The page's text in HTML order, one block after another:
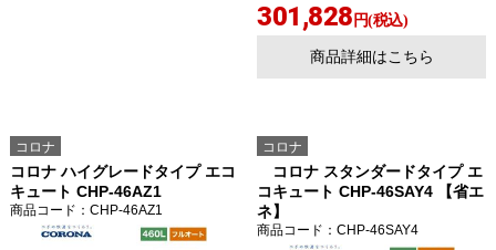
301,828 円(税込)
商品詳細はこちら
コロナ
コロナ ハイグレードタイプ エコ
キュート CHP-46AZ1
商品コード ：CHP-46AZ1
コロナ
コロナ スタンダードタイプ エ
コキュート CHP-46SAY4 【省エ
ネ】
商品コード ：CHP-46SAY4